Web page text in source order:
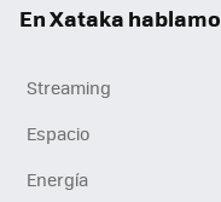
En Xataka
Streaming
Espacio
Energía